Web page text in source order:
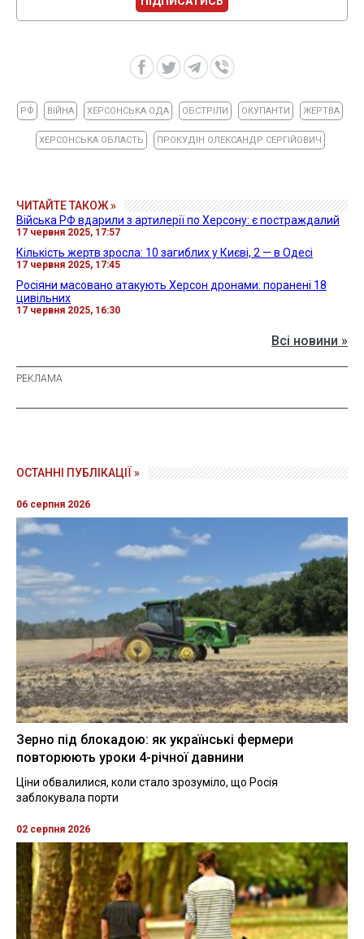
РФ ВІЙНА ХЕРСОНСЬКА ОДА ОБСТРІЛИ ОКУПАНТИ ЖЕРТВА
ХЕРСОНСЬКА ОБЛАСТЬ ПРОКУДІН ОЛЕКСАНДР СЕРГІЙОВИЧ
ЧИТАЙТЕ ТАКОЖ »
Війська РФ вдарили з артилерії по Херсону: є постраждалий
17 червня 2025, 17:57
Кількість жертв зросла: 10 загиблих у Києві, 2 — в Одесі
17 червня 2025, 17:45
Росіяни масовано атакують Херсон дронами: поранені 18
цивільних
17 червня 2025, 16:30
Всі новини »
ОСТАННІ ПУБЛІКАЦІЇ »
06 серпня 2026
Зерно під блокадою: як українські фермери
повторюють уроки 4-річної давнини
Ціни обвалилися, коли стало зрозуміло, що Росія
заблокувала порти
02 серпня 2026